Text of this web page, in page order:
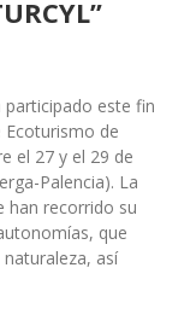
participado este fin
Ecoturismo de
el 27 y el 29 de
Palencia). La
han recorrido su
que
así